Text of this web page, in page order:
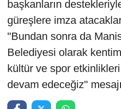
başkanların
güreşlere imza
"Bundan sonra da
Belediyesi olarak
kültür ve spor
devam edeceğiz"